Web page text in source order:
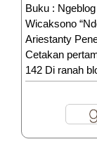
Buku :
Wicaksono
Ariestanty
Cetakan
142 Di ranah